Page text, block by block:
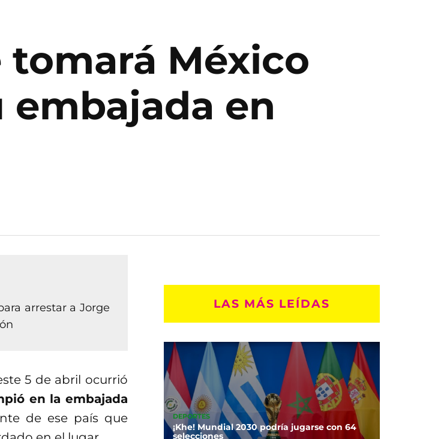
tomará México
embajada en
arrestar a Jorge
5 de abril ocurrió
en la embajada
de ese país que
LAS MÁS LEÍDAS
DEPORTES
¡Khe! Mundial 2030 podría jugarse con 64
selecciones